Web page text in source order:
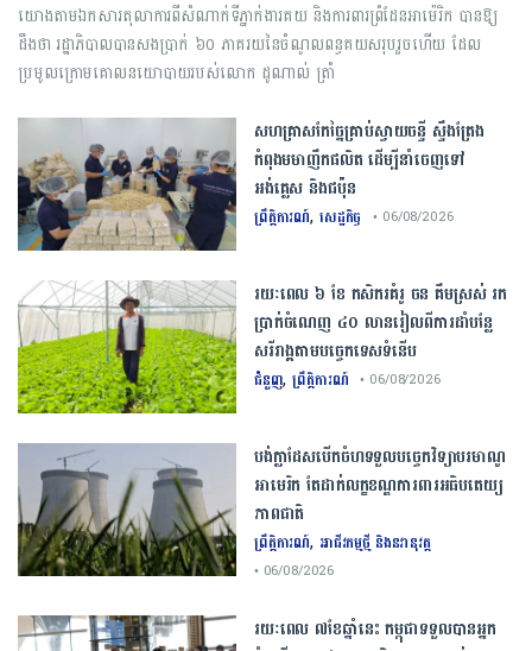
យោងតាមឯកសារតុលាការពីសំណាក់ទីភ្នាក់ងារគយ និងការពារព្រំដែនអាម៉េរិក បានឱ្យ
ដឹងថា រដ្ឋាភិបាលបានសងប្រាក់ ៦០ ភាគរយនៃចំណូលពន្ធគយសរុបរួចហើយ ដែល
ប្រមូលក្រោមគោលនយោបាយរបស់លោក ដូណាល់ ត្រាំ
សហគ្រាសកែច្នៃគ្រាប់ស្វាយចន្ទី ស្ទឹងត្រែង
កំពុងមមាញឹកផលិត ដើម្បីនាំចេញទៅ
អង់គ្លេស និងជប៉ុន
ព្រឹត្តិការណ៍, សេដ្ឋកិច្ច • 06/08/2026
រយៈពេល ៦ ខែ កសិករគំរូ ចន គឹមស្រស់ រក
ប្រាក់ចំណេញ ៤០ លានរៀលពីការដាំបន្លែ
សរីរាង្គតាមបច្ចេកទេសទំនើប
ជំនួញ,ព្រឹត្តិការណ៍ • 06/08/2026
បង់ក្លាដែស​បើកចំហ​ទទួល​បច្ចេកវិទ្យា​បរមាណូ​
អាមេរិក​ តែ​ដាក់​លក្ខខណ្ឌ​ការពារ​អធិបតេយ្យ
ភាព​ជាតិ​
ព្រឹត្តិការណ៍, អាជីវកម្មថ្មី និងនវានុវត្ត
• 06/08/2026
រយៈពេល ៧ខែឆ្នាំនេះ កម្ពុជាទទួលបានអ្នក